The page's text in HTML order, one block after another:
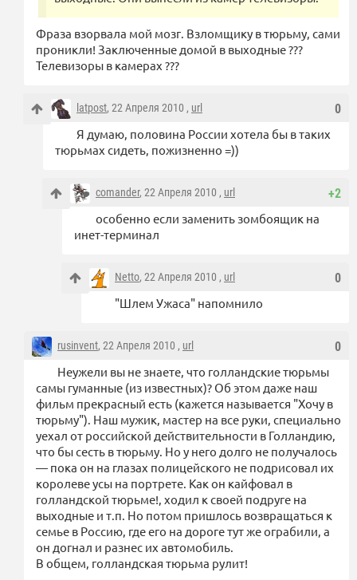
Фраза взорвала мой мозг. Взломщику в тюрьму, сами
проникли! Заключенные домой в выходные ???
Телевизоры в камерах ???
0
latpost, 22 Апреля 2010 , url
Я думаю, половина России хотела бы в таких
тюрьмах сидеть, пожизненно =))
+2
comander, 22 Апреля 2010 , url
особенно если заменить зомбоящик на
инет-терминал
0
Netto, 22 Апреля 2010 , url
"Шлем Ужаса" напомнило
0
rusinvent, 22 Апреля 2010 , url
Неужели вы не знаете, что голландские тюрьмы
самы гуманные (из известных)? Об этом даже наш
фильм прекрасный есть (кажется называется "Хочу в
тюрьму"). Наш мужик, мастер на все руки, специально
уехал от российской действительности в Голландию,
что бы сесть в тюрьму. Но у него долго не получалось
— пока он на глазах полицейского не подрисовал их
королеве усы на портрете. Как он кайфовал в
голландской тюрьме!, ходил к своей подруге на
выходные и т.п. Но потом пришлось возвращаться к
семье в Россию, где его на дороге тут же ограбили, а
он догнал и разнес их автомобиль.
В общем, голландская тюрьма рулит!